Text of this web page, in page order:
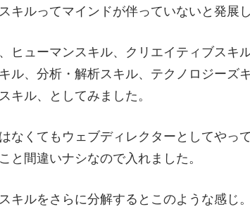
キルってマインドが伴っていないと発展
ヒューマンスキル、クリエイティブスキル
ル、分析・解析スキル、テクノロジーズキ
キル、としてみました。
なくてもウェブディレクターとしてやって
と間違いナシなので入れました。
キルをさらに分解するとこのような感じ。